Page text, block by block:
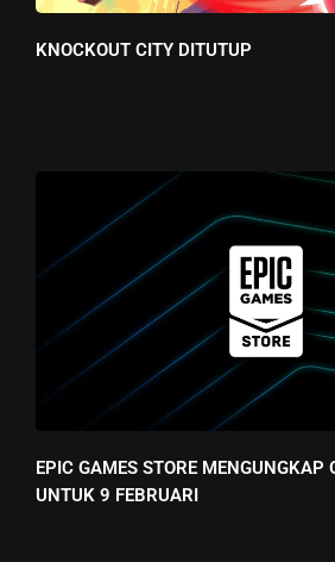
KNOCKOUT CITY DITUTUP
EPIC GAMES STORE MENGUNGKAP
UNTUK 9 FEBRUARI